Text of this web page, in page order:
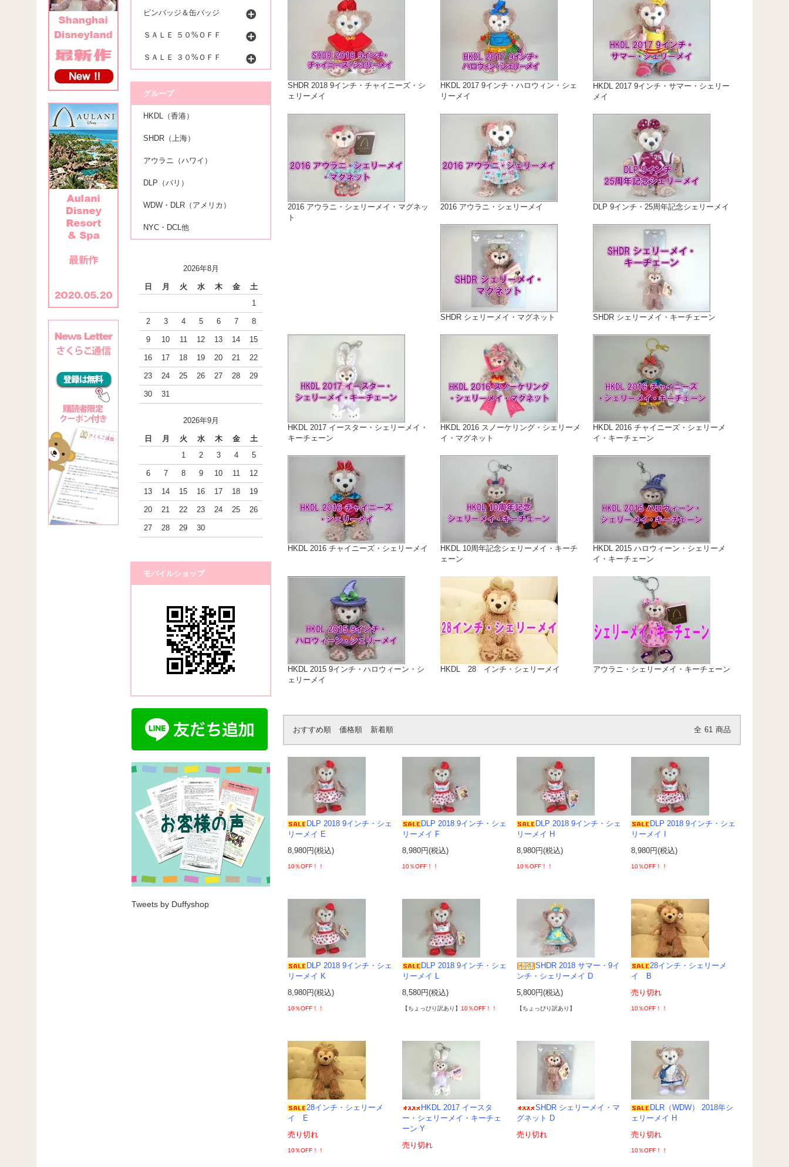
SHDR 2018 9インチ・チャイニーズ・シ
ェリーメイ
HKDL 2017 9インチ・ハロウィン・シェ
リーメイ
HKDL 2017 9インチ・サマー・シェリー
メイ
2016 アウラニ・シェリーメイ・マグネッ
ト
2016 アウラニ・シェリーメイ DLP 9インチ・25周年記念シェリーメイ
SHDR シェリーメイ・マグネット SHDR シェリーメイ・キーチェーン
HKDL 2017 イースター・シェリーメイ・
キーチェーン
HKDL 2016 スノーケリング・シェリーメ
イ・マグネット
HKDL 2016 チャイニーズ・シェリーメ
イ・キーチェーン
HKDL 2016 チャイニーズ・シェリーメイ
HKDL 10周年記念シェリーメイ・キーチ
ェーン
HKDL 2015 ハロウィーン・シェリーメ
イ・キーチェーン
HKDL 2015 9インチ・ハロウィーン・シ
ェリーメイ
HKDL 28 インチ・シェリーメイ アウラニ・シェリーメイ・キーチェーン
おすすめ順 価格順 新着順 全 61 商品
DLP 2018 9インチ・シェ
リーメイ E
8,980円(税込)
10％OFF！！
DLP 2018 9インチ・シェ
リーメイ F
8,980円(税込)
10％OFF！！
DLP 2018 9インチ・シェ
リーメイ H
8,980円(税込)
10％OFF！！
DLP 2018 9インチ・シェ
リーメイ I
8,980円(税込)
10％OFF！！
DLP 2018 9インチ・シェ
リーメイ K
8,980円(税込)
10％OFF！！
DLP 2018 9インチ・シェ
リーメイ L
8,580円(税込)
【ちょっぴり訳あり】 10％OFF！！
SHDR 2018 サマー・9イ
ンチ・シェリーメイ D
5,800円(税込)
【ちょっぴり訳あり】
28インチ・シェリーメ
イ B
売り切れ
10％OFF！！
28インチ・シェリーメ
イ E
売り切れ
10％OFF！！
HKDL 2017 イースタ
ー・シェリーメイ・キーチェ
ーン Y
売り切れ
SHDR シェリーメイ・マ
グネット D
売り切れ
DLR（WDW） 2018年シ
ェリーメイ H
売り切れ
10％OFF！！
ピンバッジ＆缶バッジ
ＳＡＬＥ ５０%ＯＦＦ
ＳＡＬＥ ３０%ＯＦＦ
グループ
HKDL（香港）
SHDR（上海）
アウラニ（ハワイ）
DLP（パリ）
WDW・DLR（アメリカ）
NYC・DCL他
2026年8月
日 月 火 水 木 金
土
1
2 3 4 5 6 7 8
9 10 11 12 13 14 15
16 17 18 19 20 21 22
23 24 25 26 27 28 29
30 31
2026年9月
日 月 火 水 木 金
土
1
2 3 4 5
6 7 8 9 10 11 12
13 14 15 16 17 18 19
20 21 22 23 24 25 26
27 28 29 30
モバイルショップ
Tweets by Duffyshop